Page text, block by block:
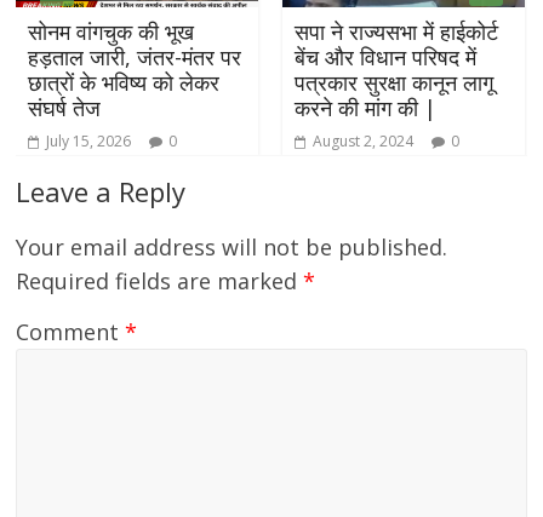
सोनम वांगचुक की भूख
हड़ताल जारी, जंतर-मंतर पर
छात्रों के भविष्य को लेकर
संघर्ष तेज
July 15, 2026 0
सपा ने राज्यसभा में हाईकोर्ट
बेंच और विधान परिषद में
पत्रकार सुरक्षा कानून लागू
करने की मांग की |
August 2, 2024 0
Leave a Reply
Your email address will not be published.
Required fields are marked*
Comment*